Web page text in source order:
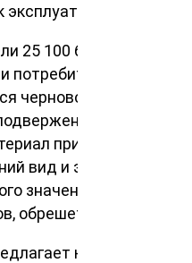
25 100 6000 мм
потребительскими
черновой, финишной
плесени и
применяется в
вид и эстетичность
значения
обрешеток).
купить доску